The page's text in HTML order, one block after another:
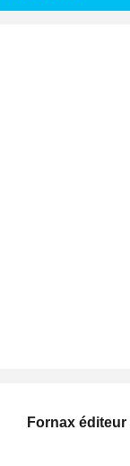
Fornax éditeur